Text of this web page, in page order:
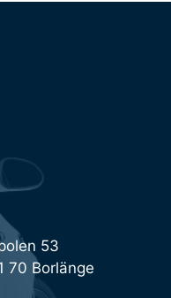
53
70 Borlänge